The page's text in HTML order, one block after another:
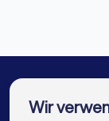
Wir